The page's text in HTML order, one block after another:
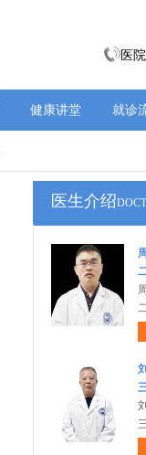
医
健康讲堂 就诊
医生介绍